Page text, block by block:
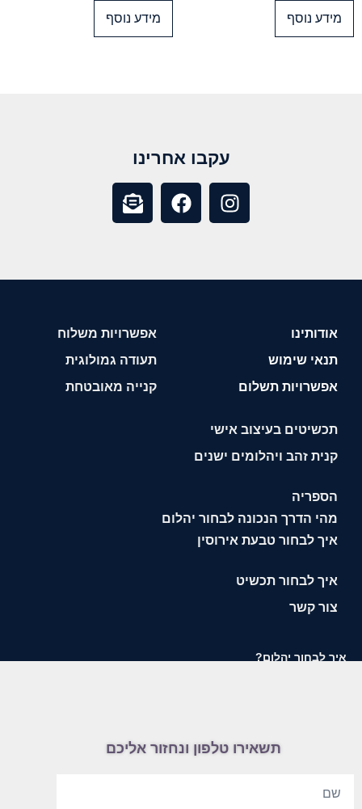
מידע נוסף מידע נוסף
עקבו אחרינו
אודותינו
תנאי שימוש
אפשרויות תשלום
אפשרויות משלוח
תעודה גמולוגית
קנייה מאובטחת
תכשיטים בעיצוב אישי
קנית זהב ויהלומים ישנים
הספריה
מהי הדרך הנכונה לבחור יהלום
איך לבחור טבעת אירוסין
איך לבחור תכשיט
צור קשר
איך לבחור יהלום?
תשאירו טלפון ונחזור אליכם